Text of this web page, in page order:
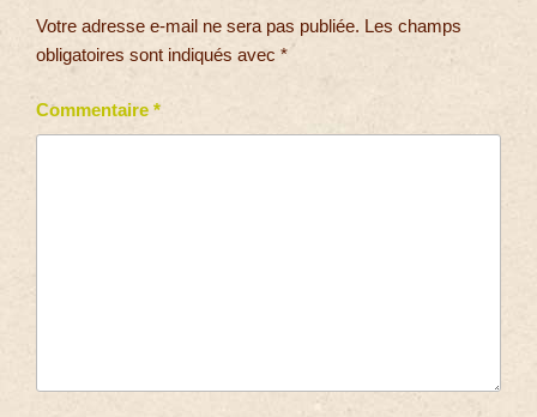
Votre adresse e-mail ne sera pas publiée. Les champs
obligatoires sont indiqués avec *
Commentaire *